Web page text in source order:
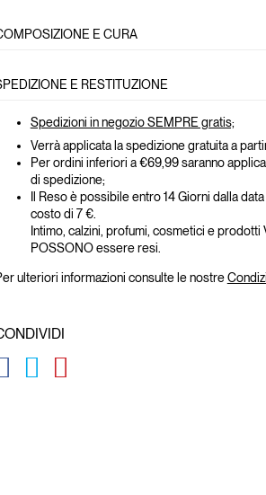
E CURA
E RESTITUZIONE
Spedizioni in negozio SEMPRE gratis;
Verrà applicata la spedizione gratuita a
Per ordini inferiori a €69,99 saranno
di spedizione;
Il Reso è possibile entro 14 Giorni dalla
costo di 7 €.
Intimo, calzini, profumi, cosmetici e prodotti
POSSONO essere resi.
ulteriori informazioni consulte le nostre